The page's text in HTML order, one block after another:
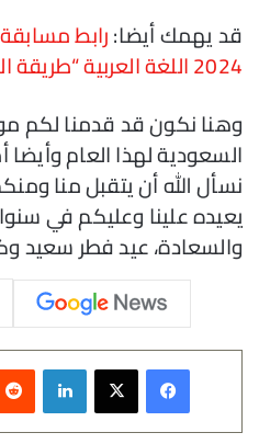
قد يهمك أيضا:رابط
2024 اللغة العربية “طريقة الاشتراك والشروط”
وهنا نكون قد قدمنا لكم
السعودية لهذا العام وأيضا
نسأل الله أن يتقبل منا
يعيده علينا وعليكم في
والسعادة، عيد فطر سعيد
فيسبوك ‫X لينكدإن